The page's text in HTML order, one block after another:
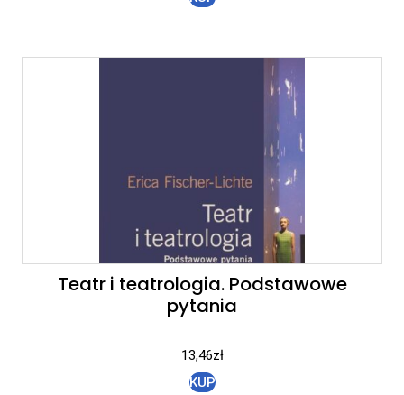
Teatr i teatrologia. Podstawowe
pytania
13,46zł
KUP